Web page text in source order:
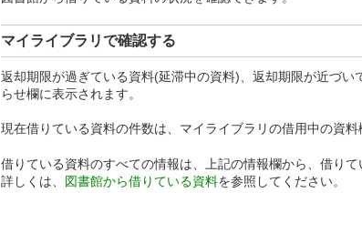
マイライブラリで確認する
返却期限が過ぎている資料(延滞中の資料)、返却期限が近づ
らせ欄に表示されます。
現在借りている資料の件数は、マイライブラリの借用中の資料
借りている資料のすべての情報は、上記の情報欄から、借り
詳しくは、 図書館から借りている資料を参照してください。